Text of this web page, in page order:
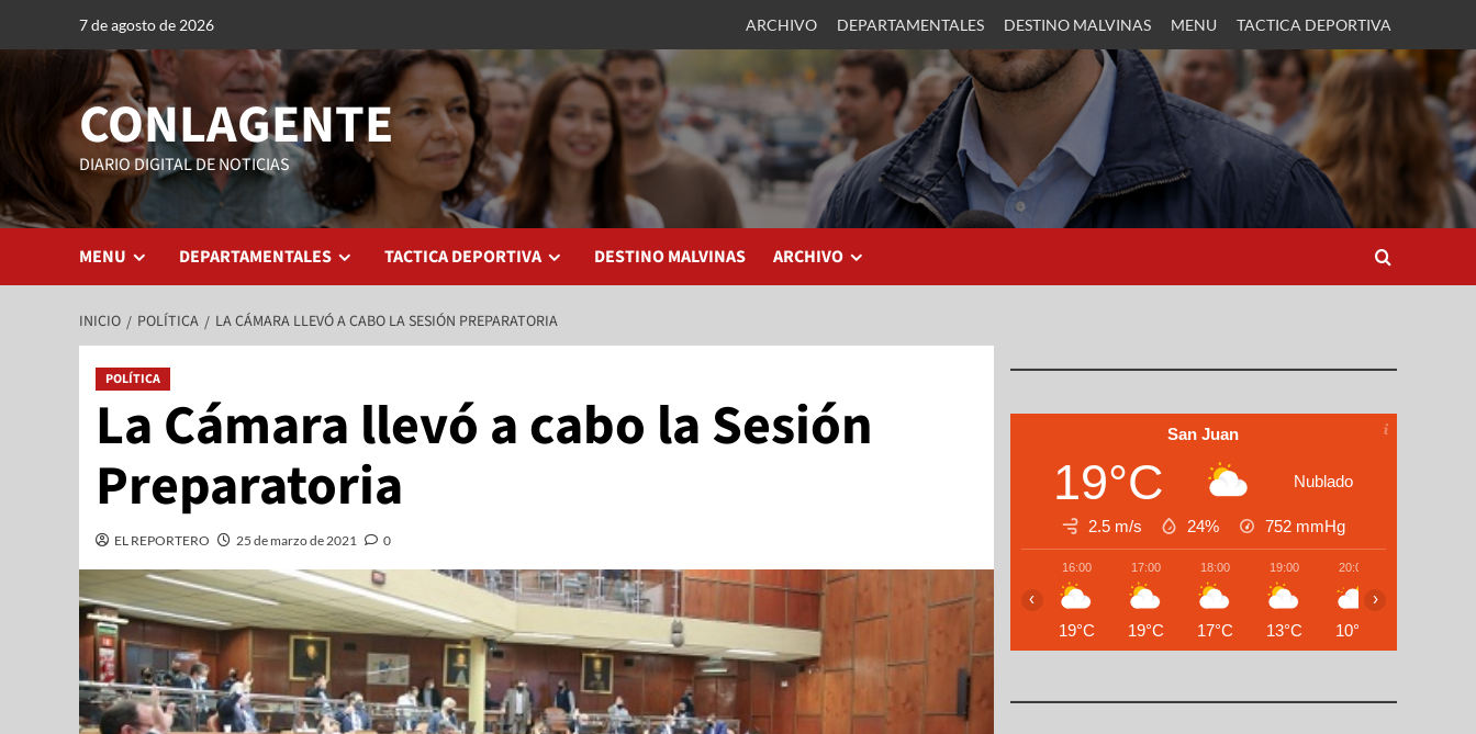
7 de agosto de 2026 ARCHIVO DEPARTAMENTALES DESTINO MALVINAS MENU TACTICA DEPORTIVA
CONLAGENTE
DIARIO DIGITAL DE NOTICIAS
MENU DEPARTAMENTALES TACTICA DEPORTIVA DESTINO MALVINAS ARCHIVO
INICIO POLÍTICA LA CÁMARA LLEVÓ A CABO LA SESIÓN PREPARATORIA
POLÍTICA
La Cámara llevó a cabo la Sesión
Preparatoria
EL REPORTERO 25 de marzo de 2021 0
San Juan
19°C Nublado
2.5 m/s 24% 752 mmHg
16:00
19°C
17:00
19°C
18:00
17°C
19:00
13°C
20:00
10°C
‹ ›